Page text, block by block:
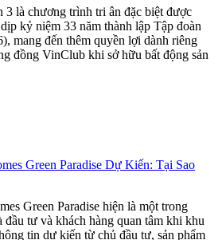
3 là chương trình tri ân đặc biệt được
kỷ niệm 33 năm thành lập Tập đoàn
mang đến thêm quyền lợi dành riêng
đồng VinClub khi sở hữu bất động sản
Green Paradise Dự Kiến: Tại Sao
Green Paradise hiện là một trong
tư và khách hàng quan tâm khi khu
tin dự kiến từ chủ đầu tư, sản phẩm